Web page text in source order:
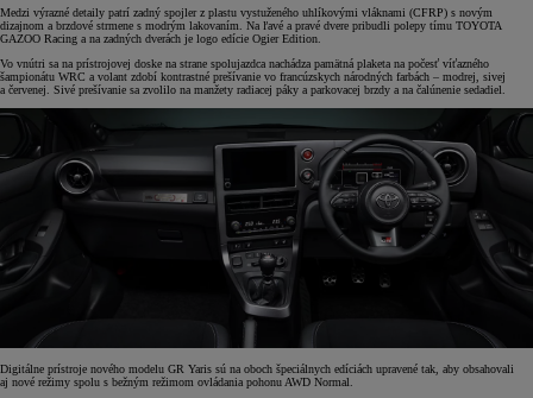
Medzi výrazné detaily patrí zadný spojler z plastu vystuženého uhlíkovými vláknami (CFRP) s novým
dizajnom a brzdové strmene s modrým lakovaním. Na ľavé a pravé dvere pribudli polepy tímu TOYOTA
GAZOO Racing a na zadných dverách je logo edície Ogier Edition.
Vo vnútri sa na prístrojovej doske na strane spolujazdca nachádza pamätná plaketa na počesť víťazného
šampionátu WRC a volant zdobí kontrastné prešívanie vo francúzskych národných farbách – modrej, sivej
a červenej. Sivé prešívanie sa zvolilo na manžety radiacej páky a parkovacej brzdy a na čalúnenie sedadiel.
Digitálne prístroje nového modelu GR Yaris sú na oboch špeciálnych edíciách upravené tak, aby obsahovali
aj nové režimy spolu s bežným režimom ovládania pohonu AWD Normal.